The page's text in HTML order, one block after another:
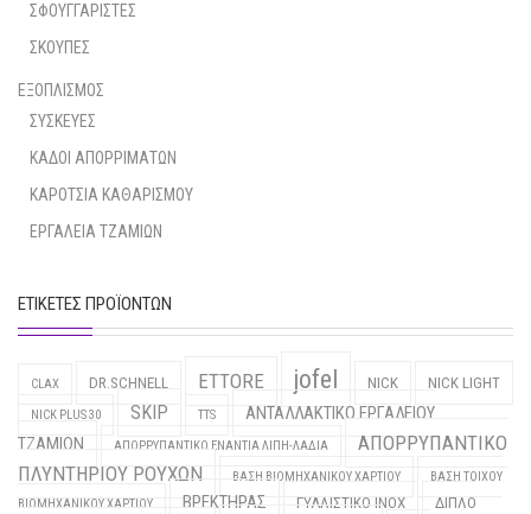
ΣΦΟΥΓΓΑΡΙΣΤΕΣ
ΣΚΟΥΠΕΣ
ΕΞΟΠΛΙΣΜΟΣ
ΣΥΣΚΕΥΕΣ
ΚΑΔΟΙ ΑΠΟΡΡΙΜΑΤΩΝ
ΚΑΡΟΤΣΙΑ ΚΑΘΑΡΙΣΜΟΥ
ΕΡΓΑΛΕΙΑ ΤΖΑΜΙΩΝ
ΕΤΙΚΈΤΕΣ ΠΡΟΪΌΝΤΩΝ
CLAX DR.SCHNELL ETTORE jofel NICK NICK LIGHT
NICK PLUS 30 SKIP TTS
ΑΝΤΑΛΛΑΚΤΙΚΟ ΕΡΓΑΛΕΙΟΥ
ΤΖΑΜΙΩΝ
ΑΠΟΡΡΥΠΑΝΤΙΚΟ ΕΝΑΝΤΙΑ ΛΙΠΗ-ΛΑΔΙΑ
ΑΠΟΡΡΥΠΑΝΤΙΚΟ
ΠΛΥΝΤΗΡΙΟΥ ΡΟΥΧΩΝ
ΒΑΣΗ ΒΙΟΜΗΧΑΝΙΚΟΥ ΧΑΡΤΙΟΥ
ΒΑΣΗ ΤΟΙΧΟΥ
ΒΙΟΜΗΧΑΝΙΚΟΥ ΧΑΡΤΙΟΥ
ΒΡΕΚΤΗΡΑΣ ΓΥΑΛΙΣΤΙΚΟ INOX
ΔΙΠΛΟ